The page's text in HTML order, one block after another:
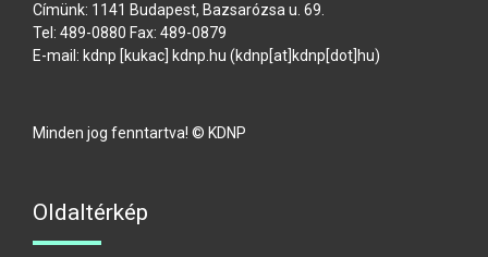
Címünk: 1141 Budapest, Bazsarózsa u. 69.
Tel: 489-0880 Fax: 489-0879
E-mail: kdnp [kukac] kdnp.hu (kdnp[at]kdnp[dot]hu)
Minden jog fenntartva! © KDNP
Oldaltérkép